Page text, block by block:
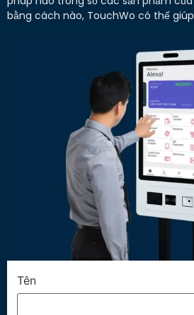
bằng cách nào, TouchWo có thể
Tên